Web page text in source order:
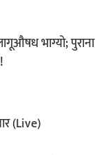
भाग्यो; पुराना
(Live)